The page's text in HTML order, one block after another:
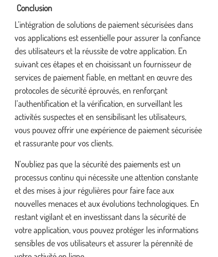
Conclusion
L’intégration de solutions de paiement sécurisées dans
vos applications est essentielle pour assurer la confiance
des utilisateurs et la réussite de votre application. En
suivant ces étapes et en choisissant un fournisseur de
services de paiement fiable, en mettant en œuvre des
protocoles de sécurité éprouvés, en renforçant
l’authentification et la vérification, en surveillant les
activités suspectes et en sensibilisant les utilisateurs,
vous pouvez offrir une expérience de paiement sécurisée
et rassurante pour vos clients.
N’oubliez pas que la sécurité des paiements est un
processus continu qui nécessite une attention constante
et des mises à jour régulières pour faire face aux
nouvelles menaces et aux évolutions technologiques. En
restant vigilant et en investissant dans la sécurité de
votre application, vous pouvez protéger les informations
sensibles de vos utilisateurs et assurer la pérennité de